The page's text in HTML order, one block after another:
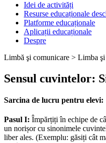
Idei de activități
Resurse educaționale
Platforme educaționale
Aplicații educaționale
Despre
Limbă şi comunicare > Limba
Sensul cuvintelor:
Sarcina de lucru pentru elevi:
Pasul I: Împărțiți în echipe de
un norișor cu sinonimele
liber ales. (Exemplu: găsiți cât